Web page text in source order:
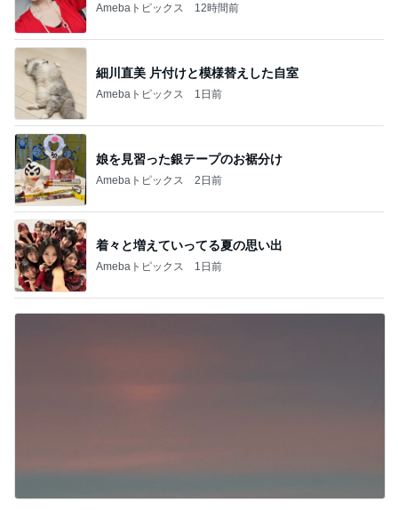
Amebaトピックス 12時間前
細川直美 片付けと模様替えした自室
Amebaトピックス 1日前
娘を見習った銀テープのお裾分け
Amebaトピックス 2日前
着々と増えていってる夏の思い出
Amebaトピックス 1日前